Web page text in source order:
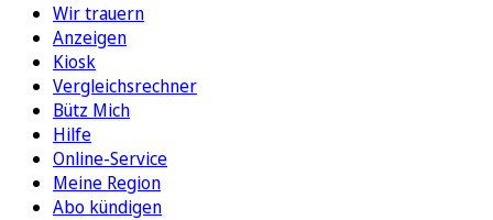
Wir trauern
Anzeigen
Kiosk
Vergleichsrechner
Bütz Mich
Hilfe
Online-Service
Meine Region
Abo kündigen